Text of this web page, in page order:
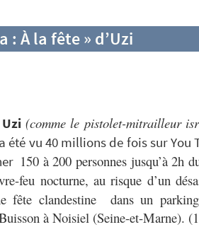
: À la fête » d’Uzi
Uzi (comme le pistolet-mitrailleur
a été vu 40 millions de fois sur You
150 à 200 personnes jusqu’à 2h
feu nocturne, au risque d’un
fête clandestine dans un
à Noisiel (Seine-et-Marne).